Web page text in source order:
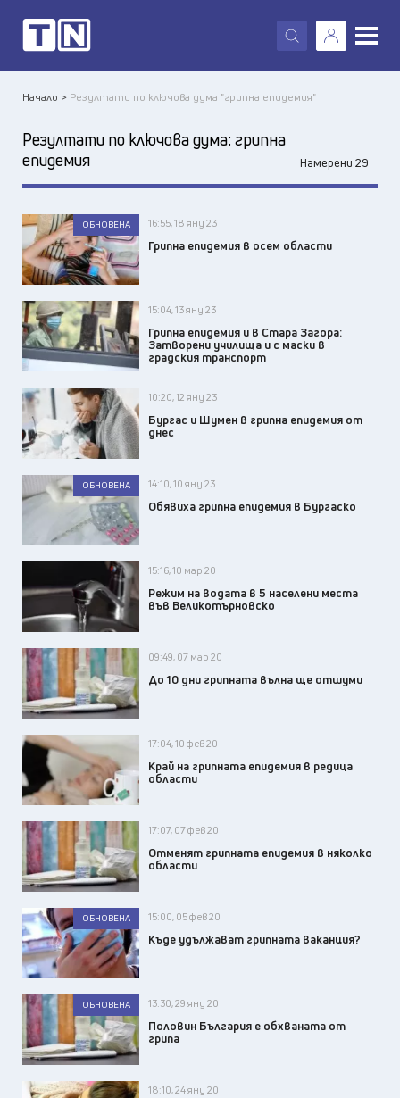
X
Начало > Резултати по ключова дума "грипна епидемия"
Резултати по ключова дума: грипна
епидемия
Намерени 29
ОБНОВЕНА 16:55, 18 яну 23
Грипна епидемия в осем области
15:04, 13 яну 23
Грипна епидемия и в Стара Загора:
Затворени училища и с маски в
градския транспорт
10:20, 12 яну 23
Бургас и Шумен в грипна епидемия от
днес
ОБНОВЕНА 14:10, 10 яну 23
Обявиха грипна епидемия в Бургаско
15:16, 10 мар 20
Режим на водата в 5 населени места
във Великотърновско
09:49, 07 мар 20
До 10 дни грипната вълна ще отшуми
17:04, 10 фев 20
Край на грипната епидемия в редица
области
17:07, 07 фев 20
Отменят грипната епидемия в няколко
области
ОБНОВЕНА 15:00, 05 фев 20
Къде удължават грипната ваканция?
ОБНОВЕНА 13:30, 29 яну 20
Половин България е обхваната от
грипа
18:10, 24 яну 20